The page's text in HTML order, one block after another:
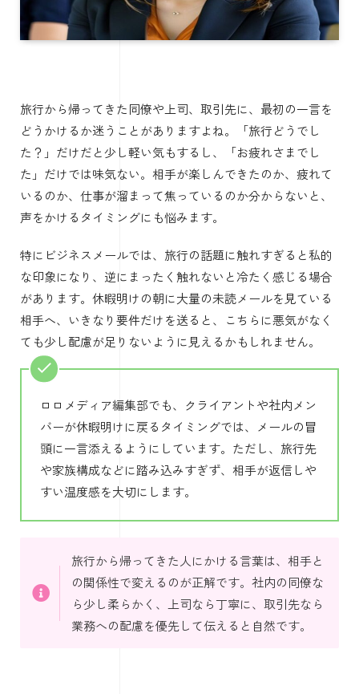
旅行から帰ってきた同僚や上司、取引先に、最初の一言を
どうかけるか迷うことがありますよね。「旅行どうでし
た？」だけだと少し軽い気もするし、「お疲れさまでし
た」だけでは味気ない。相手が楽しんできたのか、疲れて
いるのか、仕事が溜まって焦っているのか分からないと、
声をかけるタイミングにも悩みます。
特にビジネスメールでは、旅行の話題に触れすぎると私的
な印象になり、逆にまったく触れないと冷たく感じる場合
があります。休暇明けの朝に大量の未読メールを見ている
相手へ、いきなり要件だけを送ると、こちらに悪気がなく
ても少し配慮が足りないように見えるかもしれません。
ロロメディア編集部でも、クライアントや社内メン
バーが休暇明けに戻るタイミングでは、メールの冒
頭に一言添えるようにしています。ただし、旅行先
や家族構成などに踏み込みすぎず、相手が返信しや
すい温度感を大切にします。
旅行から帰ってきた人にかける言葉は、相手と
の関係性で変えるのが正解です。社内の同僚な
ら少し柔らかく、上司なら丁寧に、取引先なら
業務への配慮を優先して伝えると自然です。